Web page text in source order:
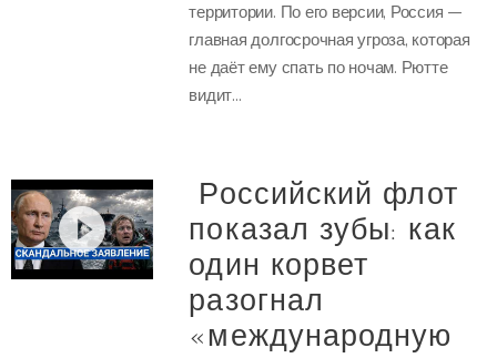
территории. По его версии, Россия —
главная долгосрочная угроза, которая
не даёт ему спать по ночам. Рютте
видит...
Российский флот
показал зубы: как
один корвет
разогнал
«международную